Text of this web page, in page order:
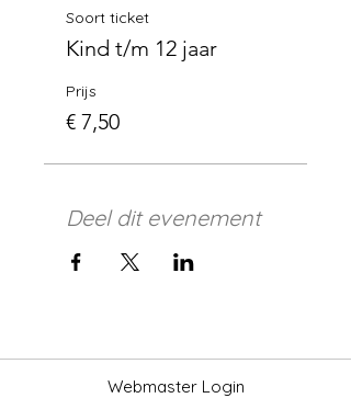
Soort ticket
Kind t/m 12 jaar
Prijs
€ 7,50
Deel dit evenement
Webmaster Login